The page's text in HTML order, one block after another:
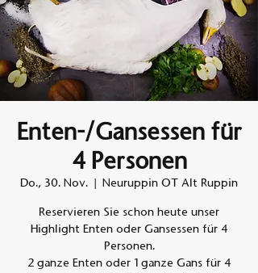
Enten-/Gansessen für
4 Personen
Do., 30. Nov.
  |
Neuruppin OT Alt Ruppin
Reservieren Sie schon heute unser
Highlight Enten oder Gansessen für 4
Personen.
2 ganze Enten oder 1 ganze Gans für 4